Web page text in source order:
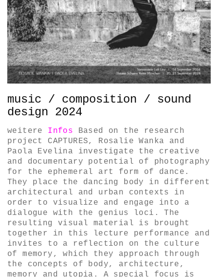
music / composition / sound
design 2024
weitere Infos Based on the research
project CAPTURES, Rosalie Wanka and
Paola Evelina investigate the creative
and documentary potential of photography
for the ephemeral art form of dance.
They place the dancing body in different
architectural and urban contexts in
order to visualize and engage into a
dialogue with the genius loci. The
resulting visual material is brought
together in this lecture performance and
invites to a reflection on the culture
of memory, which they approach through
the concepts of body, architecture,
memory and utopia. A special focus is